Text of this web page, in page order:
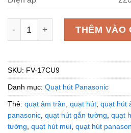
Quạt hút âm trần Panasonic
THÊM VÀO
SKU: FV-17CU9
Danh mục: Quạt hút Panasonic
Thẻ: quạt âm trần, quạt hút, quạt hút
panasonic, quạt hút gắn tường, quạt
tường, quạt hút mùi, quạt hút